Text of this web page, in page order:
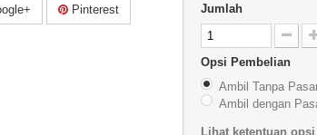
Pinterest Jumlah
Opsi Pembelian
Ambil Tanpa
Ambil dengan
Lihat ketentuan